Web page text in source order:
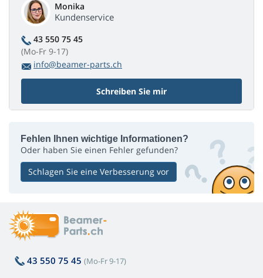
Monika
Kundenservice
43 550 75 45
(Mo-Fr 9-17)
info@beamer-parts.ch
Schreiben Sie mir
Fehlen Ihnen wichtige Informationen?
Oder haben Sie einen Fehler gefunden?
Schlagen Sie eine Verbesserung vor
43 550 75 45 (Mo-Fr 9-17)